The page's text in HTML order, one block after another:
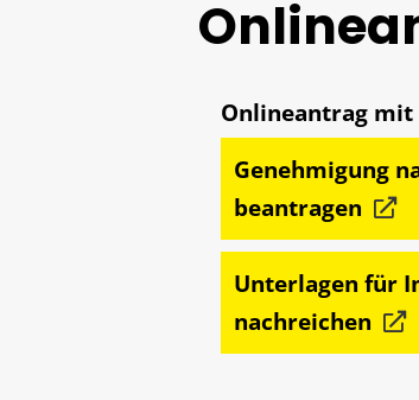
Genehmigung
beantragen
Unterlagen für
nachreichen